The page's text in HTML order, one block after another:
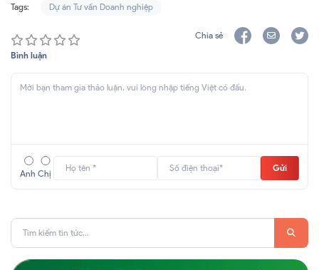
Tags: Dự án Tư vấn Doanh nghiệp
Chia sẻ
Bình luận
Anh Chị
Gửi